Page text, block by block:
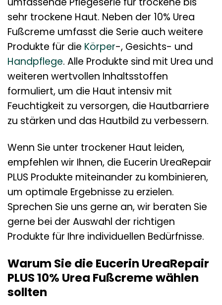
sehr trockene Haut. Neben der 10% Urea
Fußcreme umfasst die Serie auch weitere
Produkte für die Körper-, Gesichts- und
Handpflege. Alle Produkte sind mit Urea und
weiteren wertvollen Inhaltsstoffen
formuliert, um die Haut intensiv mit
Feuchtigkeit zu versorgen, die Hautbarriere
zu stärken und das Hautbild zu verbessern.
Wenn Sie unter trockener Haut leiden,
empfehlen wir Ihnen, die Eucerin UreaRepair
PLUS Produkte miteinander zu kombinieren,
um optimale Ergebnisse zu erzielen.
Sprechen Sie uns gerne an, wir beraten Sie
gerne bei der Auswahl der richtigen
Produkte für Ihre individuellen Bedürfnisse.
Warum Sie die Eucerin UreaRepair
PLUS 10% Urea Fußcreme wählen
sollten